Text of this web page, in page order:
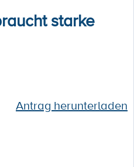
starke
Antrag herunterladen